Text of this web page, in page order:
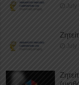
July
July